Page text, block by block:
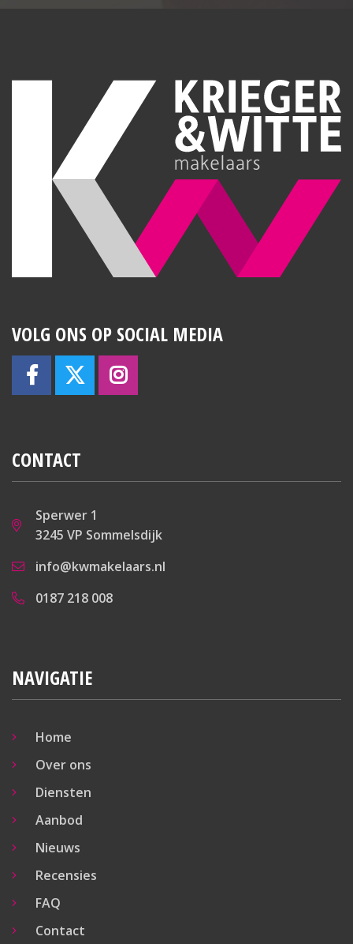
VOLG ONS OP SOCIAL MEDIA
CONTACT
Sperwer 1
3245 VP Sommelsdijk
info@kwmakelaars.nl
0187 218 008
NAVIGATIE
Home
Over ons
Diensten
Aanbod
Nieuws
Recensies
FAQ
Contact